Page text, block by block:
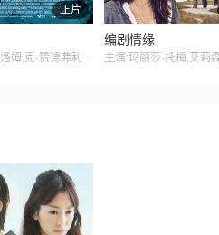
正片
主演:吉斯·布洛姆,克·赞德弗利特,乔纳斯·斯莫德斯,东尼·卡斯,Stijn,Myron
编剧情缘